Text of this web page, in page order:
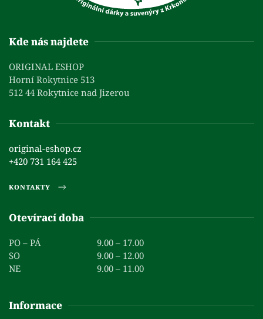
Kde nás najdete
ORIGINAL ESHOP
Horní Rokytnice 513
512 44 Rokytnice nad Jizerou
Kontakt
original-eshop.cz
+420 731 164 425
KONTAKTY
Otevírací doba
PO – PÁ
9.00 – 17.00
SO
9.00 – 12.00
NE
9.00 – 11.00
Informace